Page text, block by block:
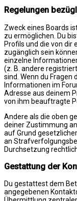
Regelungen
Zweck eines Boards
zu ermöglichen. Du
Profils und die von
zugänglich sein
einzelne
(z. B. andere
sind. Wenn du Fragen
Informationen im
Adresse aus deinem
von ihm beauftragte
Andere als die oben
deiner Zustimmung
auf Grund
an
Durchsetzung
Gestattung der
Du gestattest dem
angegebenen